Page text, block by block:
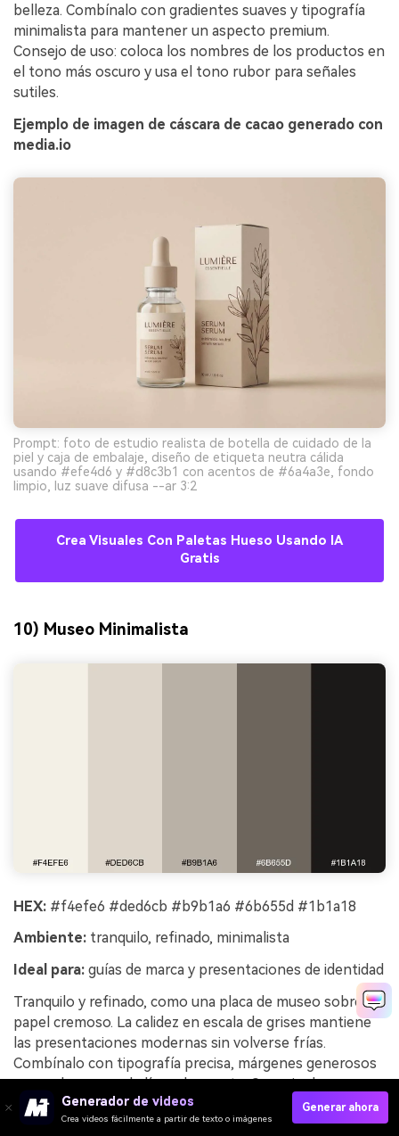
belleza. Combínalo con gradientes suaves y tipografía
minimalista para mantener un aspecto premium.
Consejo de uso: coloca los nombres de los productos en
el tono más oscuro y usa el tono rubor para señales
sutiles.
Ejemplo de imagen de cáscara de cacao generado con
media.io
Prompt: foto de estudio realista de botella de cuidado de la
piel y caja de embalaje, diseño de etiqueta neutra cálida
usando #efe4d6 y #d8c3b1 con acentos de #6a4a3e, fondo
limpio, luz suave difusa --ar 3:2
Crea Visuales Con Paletas Hueso Usando IA
Gratis
10) Museo Minimalista
HEX: #f4efe6 #ded6cb #b9b1a6 #6b655d #1b1a18
Ambiente: tranquilo, refinado, minimalista
Ideal para: guías de marca y presentaciones de identidad
Tranquilo y refinado, como una placa de museo sobre
papel cremoso. La calidez en escala de grises mantiene
las presentaciones modernas sin volverse frías.
Combínalo con tipografía precisa, márgenes generosos
y un solo grosor de línea de acento. Consejo de uso: usa
el tono más oscuro solo para los encabezados clave
para que la página general permanezca clara.
Generador de videos
Crea videos fácilmente a partir de texto o imágenes
Generar ahora